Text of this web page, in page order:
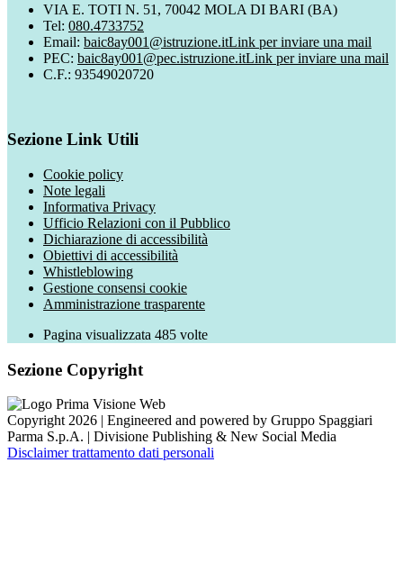
VIA E. TOTI N. 51, 70042 MOLA DI BARI (BA)
Tel: 080.4733752
Email: baic8ay001@istruzione.itLink per inviare una mail
PEC: baic8ay001@pec.istruzione.itLink per inviare una mail
C.F.: 93549020720
Sezione Link Utili
Cookie policy
Note legali
Informativa Privacy
Ufficio Relazioni con il Pubblico
Dichiarazione di accessibilità
Obiettivi di accessibilità
Whistleblowing
Gestione consensi cookie
Amministrazione trasparente
Pagina visualizzata 485 volte
Sezione Copyright
Copyright 2026 | Engineered and powered by Gruppo Spaggiari
Parma S.p.A. | Divisione Publishing & New Social Media
Disclaimer trattamento dati personali